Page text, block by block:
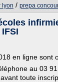
lyon / prepa
en ligne sont
au 03
toute